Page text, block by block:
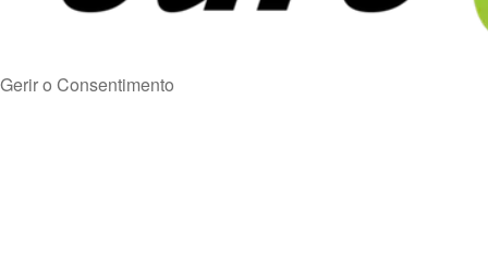
Gerir o Consentimento